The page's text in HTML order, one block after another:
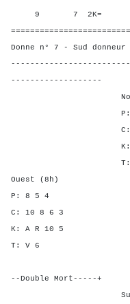
9 7 2K=
Donne n° 7 - Sud
-------------------
Nord
P:
C:
K:
T: A D 9
Ouest
P: 8
C: 10 8
K: A R
T: V
--Double Mort-----+
Sud